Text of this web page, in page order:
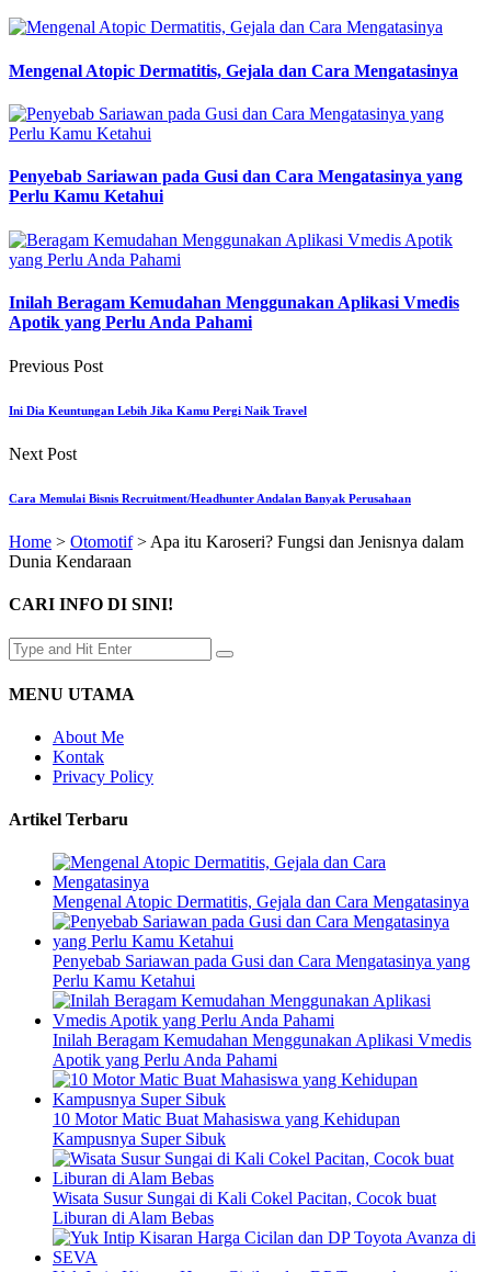
Mengenal Atopic Dermatitis, Gejala dan Cara Mengatasinya
Penyebab Sariawan pada Gusi dan Cara Mengatasinya yang
Perlu Kamu Ketahui
Inilah Beragam Kemudahan Menggunakan Aplikasi Vmedis
Apotik yang Perlu Anda Pahami
Previous Post
Ini Dia Keuntungan Lebih Jika Kamu Pergi Naik Travel
Next Post
Cara Memulai Bisnis Recruitment/Headhunter Andalan Banyak Perusahaan
Home > Otomotif> Apa itu Karoseri? Fungsi dan Jenisnya dalam
Dunia Kendaraan
CARI INFO DI SINI!
MENU UTAMA
About Me
Kontak
Privacy Policy
Artikel Terbaru
Mengenal Atopic Dermatitis, Gejala dan Cara Mengatasinya
Penyebab Sariawan pada Gusi dan Cara Mengatasinya yang
Perlu Kamu Ketahui
Inilah Beragam Kemudahan Menggunakan Aplikasi Vmedis
Apotik yang Perlu Anda Pahami
10 Motor Matic Buat Mahasiswa yang Kehidupan
Kampusnya Super Sibuk
Wisata Susur Sungai di Kali Cokel Pacitan, Cocok buat
Liburan di Alam Bebas